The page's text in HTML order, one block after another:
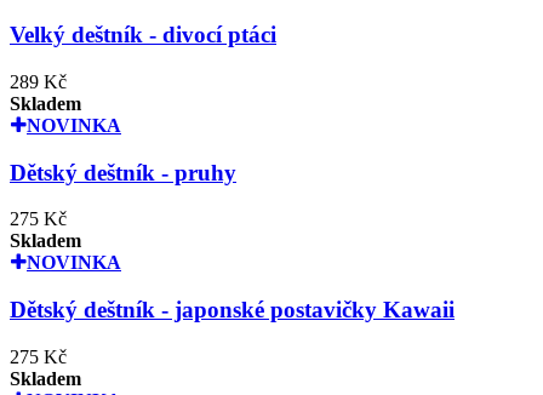
Velký deštník - divocí ptáci
289 Kč
Skladem
NOVINKA
Dětský deštník - pruhy
275 Kč
Skladem
NOVINKA
Dětský deštník - japonské postavičky Kawaii
275 Kč
Skladem